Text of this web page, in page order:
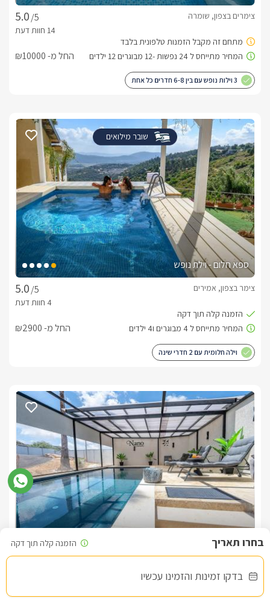
בדקו זמינות והזמינו עכשיו
/5
צימרים בצפון, שומרה
החל מ- ₪10000
3 וילות נופש עם בין 6-8 חדרים כל אחת
שובר מילואים
ספא חלום - וילת נופש
/5
צימר בצפון, אמירים
החל מ- ₪2900
וילה חלומית עם 2 חדרי שינה
צימר בצפון, עין יעקב
החל מ- ₪1400